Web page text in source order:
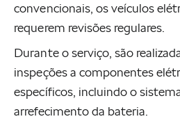
convencionais, os veículos
requerem revisões regulares.
Durante o serviço, são
inspeções a componentes
específicos, incluindo o
arrefecimento da bateria.